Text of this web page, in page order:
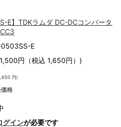
E】TDKラムダ DC-DCコンバータ
E
円（税込 1,650円）)
円)
価格
グインが必要です